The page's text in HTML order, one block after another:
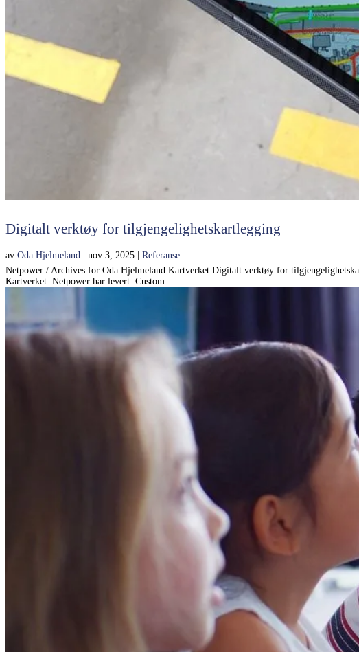
Digitalt verktøy for tilgjengelighetskartlegging
av Oda Hjelmeland nov 3, 2025
Referanse
Netpower / Archives for Oda Hjelmeland Kartverket Digitalt verktøy for
Kartverket. Netpower har levert: Custom...